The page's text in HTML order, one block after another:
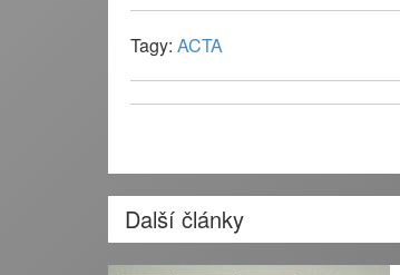
Tagy: ACTA
Další články